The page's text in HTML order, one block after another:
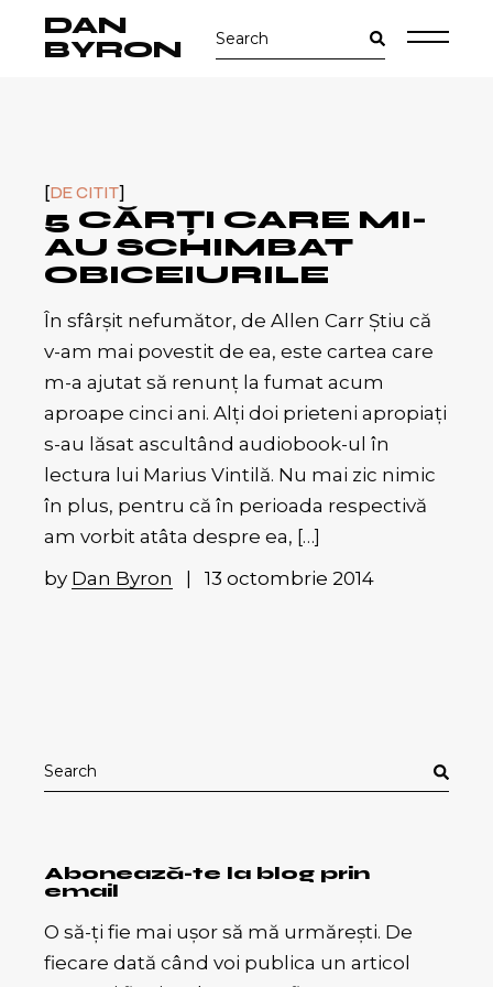
content
DAN
BYRON
for:
DE CITIT
5 CĂRŢI CARE MI-
AU SCHIMBAT
OBICEIURILE
În sfârşit nefumător, de Allen Carr Ştiu că
v-am mai povestit de ea, este cartea care
m-a ajutat să renunţ la fumat acum
aproape cinci ani. Alţi doi prieteni apropiaţi
s-au lăsat ascultând audiobook-ul în
lectura lui Marius Vintilă. Nu mai zic nimic
în plus, pentru că în perioada respectivă
am vorbit atâta despre ea, […]
by Dan Byron 13 octombrie 2014
Search
for:
Abonează-te la blog prin
email
O să-ți fie mai ușor să mă urmărești. De
fiecare dată când voi publica un articol